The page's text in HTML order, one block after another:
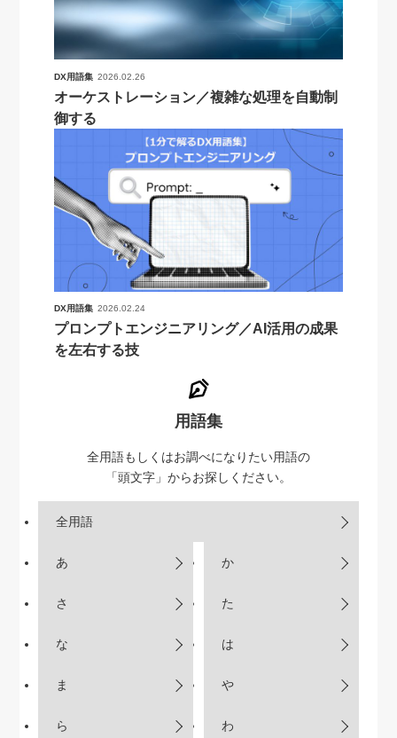
DX用語集 2026.02.26
オーケストレーション／複雑な処理を自動制
御する
DX用語集 2026.02.24
プロンプトエンジニアリング／AI活用の成果
を左右する技
用語集
全用語もしくはお調べになりたい用語の
「頭文字」からお探しください。
全用語
あ か
さ た
な は
ま や
ら わ